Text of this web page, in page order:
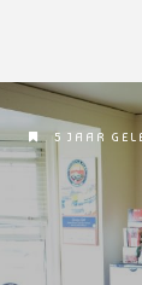
5 JAAR